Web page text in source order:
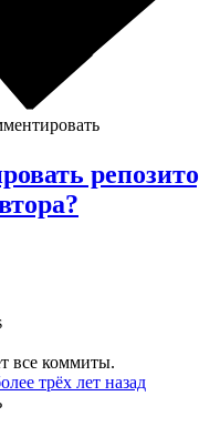
все коммиты.
трёх лет назад